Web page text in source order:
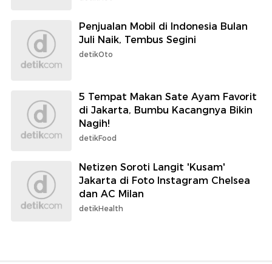
Penjualan Mobil di Indonesia Bulan
Juli Naik, Tembus Segini
detikOto
5 Tempat Makan Sate Ayam Favorit
di Jakarta, Bumbu Kacangnya Bikin
Nagih!
detikFood
Netizen Soroti Langit 'Kusam'
Jakarta di Foto Instagram Chelsea
dan AC Milan
detikHealth